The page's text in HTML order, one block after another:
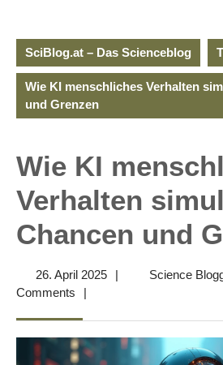
SciBlog.at – Das Scienceblog
Wie KI menschliches Verhalten
und Grenzen
Wie KI
Verhalten
Chancen und
26. April 202526.| Science
Comments
|